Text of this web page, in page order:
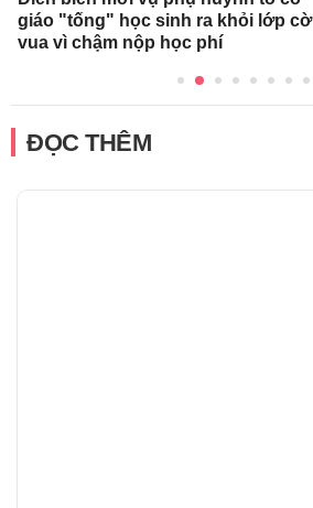
giáo "tống" học sinh ra khỏi lớp cờ
vua vì chậm nộp học phí
ĐỌC THÊM